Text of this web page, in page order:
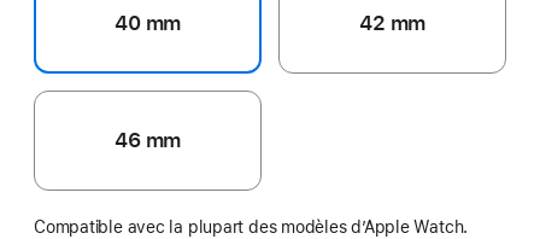
40 mm 42 mm
46 mm
Compatible avec la plupart des modèles d’Apple Watch.